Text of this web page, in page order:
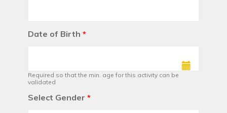
Date of Birth *
Required so that the min. age for this activity can be
validated
Select Gender *